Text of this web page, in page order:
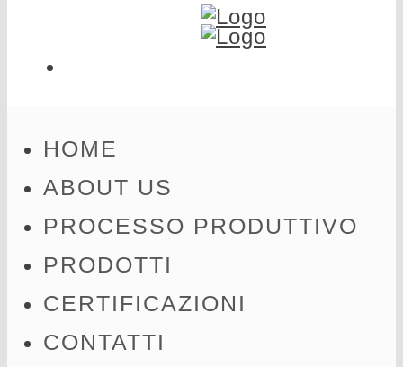
HOME
ABOUT US
PROCESSO PRODUTTIVO
PRODOTTI
CERTIFICAZIONI
CONTATTI